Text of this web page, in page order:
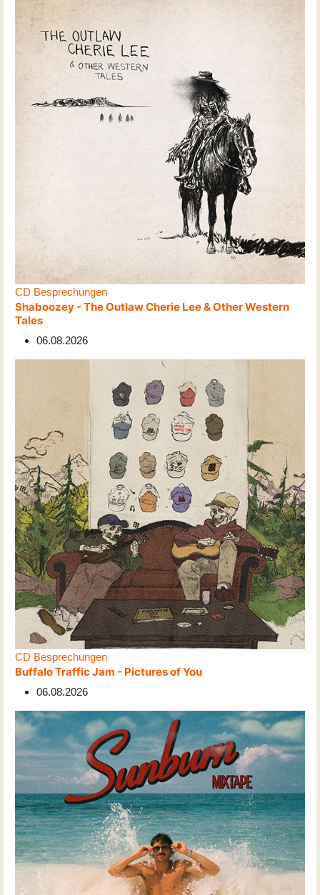
CD Besprechungen
Shaboozey - The Outlaw Cherie Lee & Other Western
Tales
06.08.2026
CD Besprechungen
Buffalo Traffic Jam - Pictures of You
06.08.2026